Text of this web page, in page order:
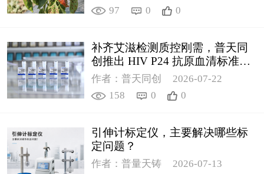
97
0 0
补齐艾滋检测质控刚需，普天同
创推出 HIV P24 抗原血清标准物
质
作者：普天同创
2026-07-22
158
0 0
引伸计标定仪，主要解决哪些标
定问题？
作者：普量天铸
2026-07-13